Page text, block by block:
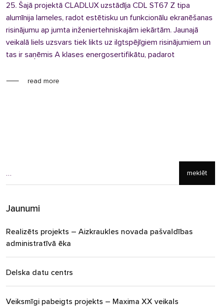
25. Šajā projektā CLADLUX uzstādīja CDL ST67 Z tipa
alumīnija lameles, radot estētisku un funkcionālu ekranēšanas
risinājumu ap jumta inženiertehniskajām iekārtām. Jaunajā
veikalā liels uzsvars tiek likts uz ilgtspējīgiem risinājumiem un
tas ir saņēmis A klases energosertifikātu, padarot
read more
meklēt
Jaunumi
Realizēts projekts – Aizkraukles novada pašvaldības
administratīvā ēka
Delska datu centrs
Veiksmīgi pabeigts projekts – Maxima XX veikals